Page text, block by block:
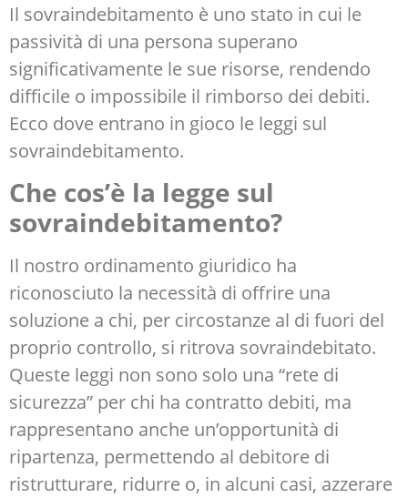
Il sovraindebitamento è uno stato in cui le
passività di una persona superano
significativamente le sue risorse, rendendo
difficile o impossibile il rimborso dei debiti.
Ecco dove entrano in gioco le leggi sul
sovraindebitamento.
Che cos’è la legge sul
sovraindebitamento?
Il nostro ordinamento giuridico ha
riconosciuto la necessità di offrire una
soluzione a chi, per circostanze al di fuori del
proprio controllo, si ritrova sovraindebitato.
Queste leggi non sono solo una “rete di
sicurezza” per chi ha contratto debiti, ma
rappresentano anche un’opportunità di
ripartenza, permettendo al debitore di
ristrutturare, ridurre o, in alcuni casi, azzerare